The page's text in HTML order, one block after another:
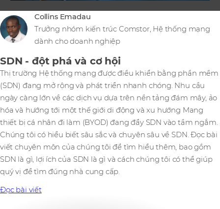
Collins Emadau
Trưởng nhóm kiến trúc Comstor, Hệ thống mạng
dành cho doanh nghiệp
SDN - đột phá và cơ hội
Thị trường Hệ thống mạng được điều khiển bằng phần mềm
(SDN) đang mở rộng và phát triển nhanh chóng. Nhu cầu
ngày càng lớn về các dịch vụ dựa trên nền tảng đám mây, ảo
hóa và hướng tới một thế giới di động và xu hướng Mang
thiết bị cá nhân đi làm (BYOD) đang đẩy SDN vào tầm ngắm.
Chúng tôi có hiểu biết sâu sắc và chuyên sâu về SDN.Đọc bài
viết chuyên môn của chúng tôi để tìm hiểu thêm, bao gồm
SDN là gì, lợi ích của SDN là gì và cách chúng tôi có thể giúp
quý vị để tìm đúng nhà cung cấp.
Đọc bài viết